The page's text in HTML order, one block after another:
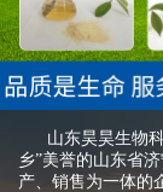
山东昊昊生物科
乡”美誉的山东省
产、销售为一体的